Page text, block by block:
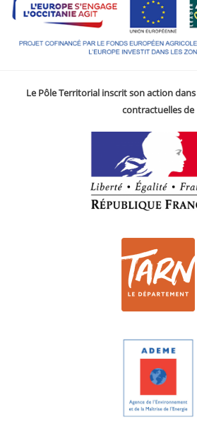
Le Pôle Territorial inscrit son action
contractuelles de